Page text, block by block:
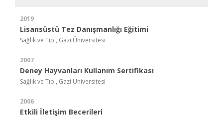
2019
Lisansüstü Tez Danışmanlığı Eğitimi
Sağlık ve Tıp , Gazi Üniversitesi
2007
Deney Hayvanları Kullanım Sertifikası
Sağlık ve Tıp , Gazi Üniversitesi
2006
Etkili İletişim Becerileri